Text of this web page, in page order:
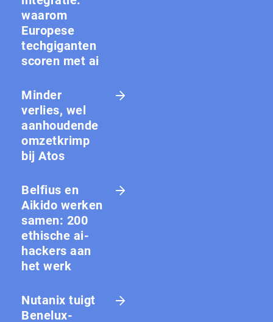
waarom
Europese
techgiganten
scoren met ai
Minder
verlies, wel
aanhoudende
omzetkrimp
bij Atos
Belfius en
Aikido werken
samen: 200
ethische ai-
hackers aan
het werk
Nutanix tuigt
Benelux-